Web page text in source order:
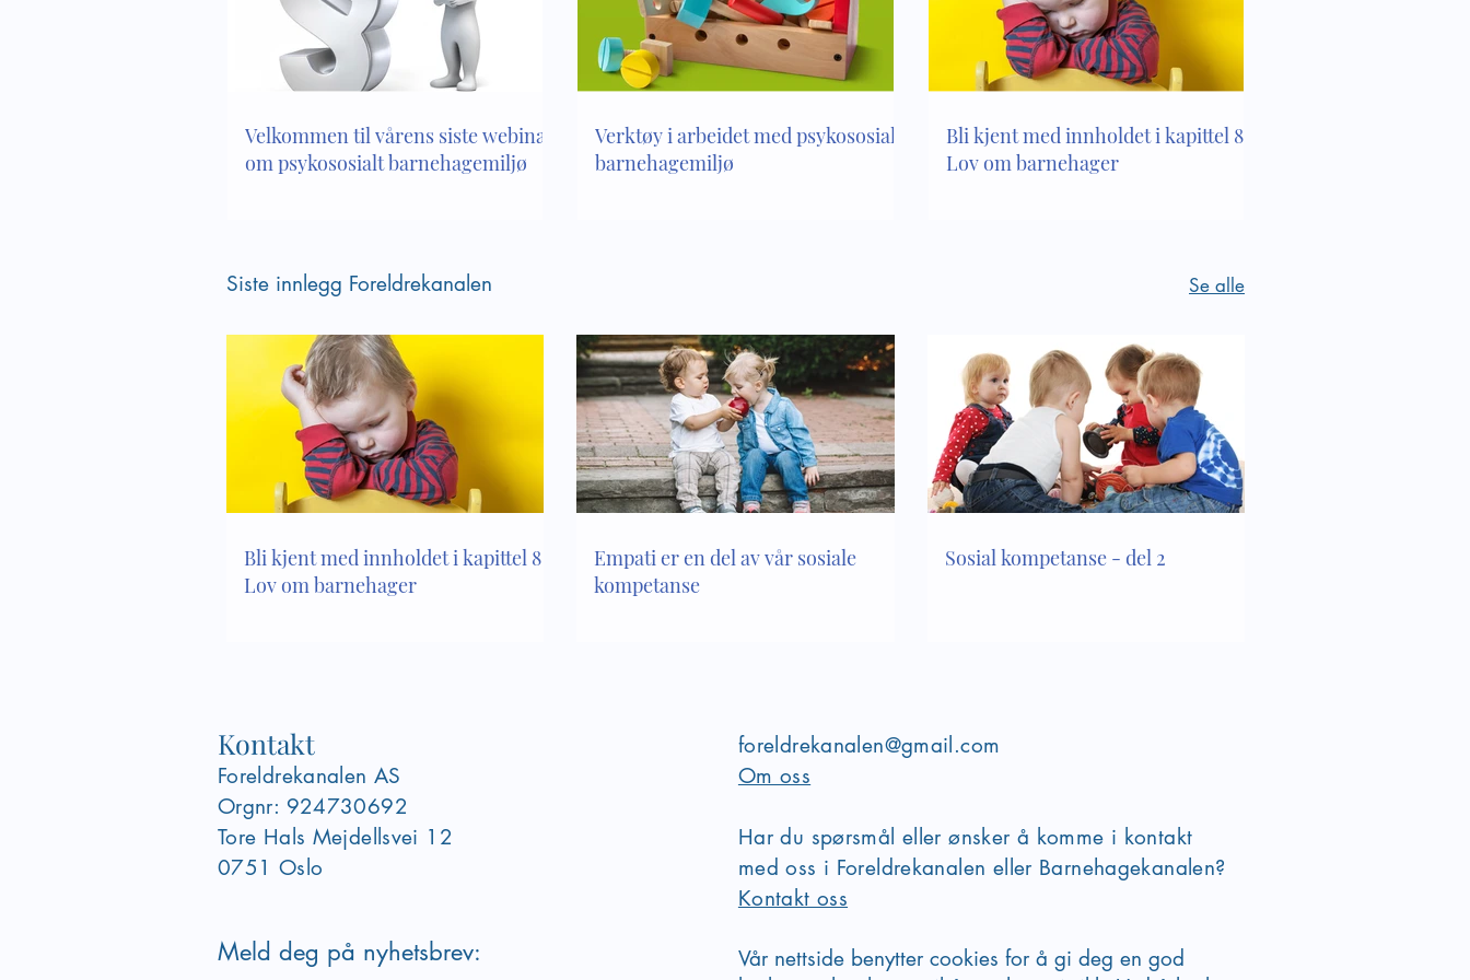
Bli kjent med innholdet i
Lek og inkludering - hvilke
tanker har vi om leken i vår
barnehage
Empati er en del av vår sosiale
kompetanse
Velkommen til vårens siste webinar
om psykososialt barnehagemiljø
Verktøy i arbeidet med psykososialt
barnehagemiljø
Bli kjent med innholdet i kapittel 8 i
Lov om barnehager
Siste innlegg Foreldrekanalen Se alle
Bli kjent med innholdet i kapittel 8 i
Lov om barnehager
Empati er en del av vår sosiale
kompetanse
Sosial kompetanse - del 2
Kontakt
Foreldrekanalen AS
Orgnr: 924730692
Tore Hals Mejdellsvei 12
0751 Oslo
Meld deg på nyhetsbrev:
foreldrekanalen@gmail.com
Om oss
Har du spørsmål eller ønsker å komme i kontakt
med oss i Foreldrekanalen eller Barnehagekanalen?
Kontakt oss
Vår nettside benytter cookies for å gi deg en god